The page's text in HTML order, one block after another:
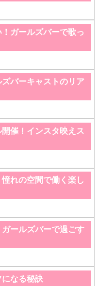
ガールズバーで歌っ
バーキャストのリア
催！インスタ映えス
れの空間で働く楽し
ールズバーで過ごす
なる秘訣